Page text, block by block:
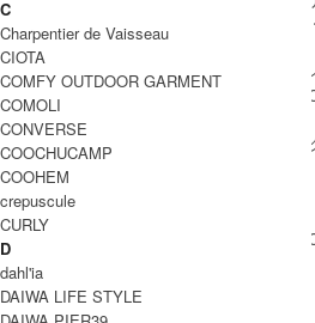
/ ス
LEG WEAR
HAND WEAR
/ 手袋・ハ
WALLET&GENERAL
/ その
BRAND一覧
BRAND一覧
C
Charpentier de Vaisseau
CIOTA
COMFY OUTDOOR GARMENT
COMOLI
CONVERSE
COOCHUCAMP
COOHEM
crepuscule
CURLY
D
dahl'ia
DAIWA LIFE STYLE